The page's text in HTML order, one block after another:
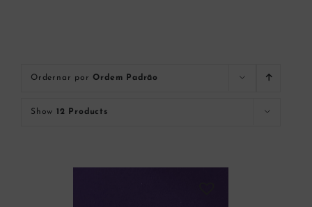
Ordernar porOrdem Padrão
Show 12 Products